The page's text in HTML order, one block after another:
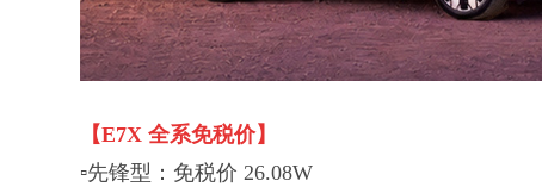
【E7X 全系免税价】
▫️先锋型：免税价 26.08W